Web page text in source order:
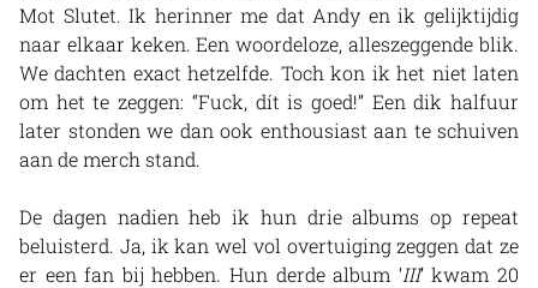
Mot Slutet. Ik herinner me dat Andy en ik gelijktijdig
naar elkaar keken. Een woordeloze, alleszeggende blik.
We dachten exact hetzelfde. Toch kon ik het niet laten
om het te zeggen: “Fuck, dít is goed!” Een dik halfuur
later stonden we dan ook enthousiast aan te schuiven
aan de merch stand.
De dagen nadien heb ik hun drie albums op repeat
beluisterd. Ja, ik kan wel vol overtuiging zeggen dat ze
er een fan bij hebben. Hun derde album ‘III’ kwam 20